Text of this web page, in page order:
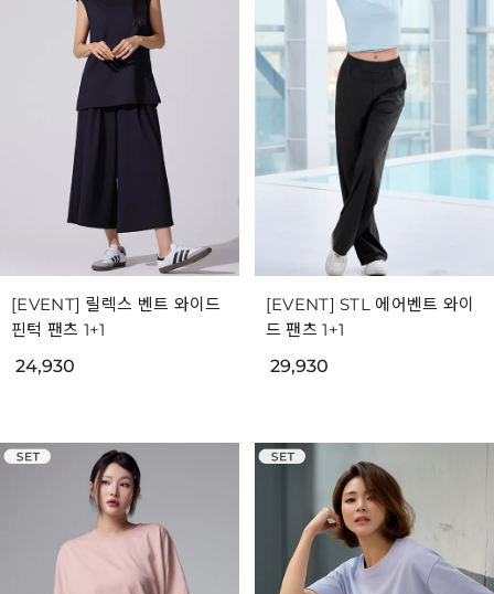
[EVENT] 릴렉스 벤트 와이드
핀턱 팬츠 1+1
24,930
[EVENT] STL 에어벤트 와이
드 팬츠 1+1
29,930